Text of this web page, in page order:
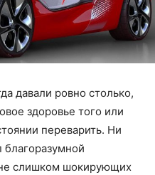
давали ровно столько,
здоровье того или
переварить. Ни
слишком шокирующих